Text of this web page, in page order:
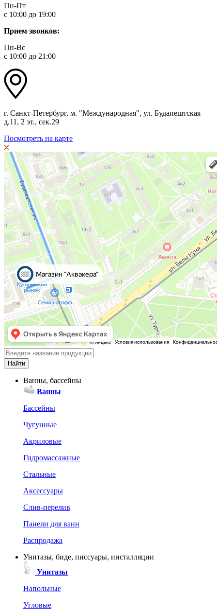
Пн-Пт
с 10:00 до 19:00
Прием звонков:
Пн-Вс
с 10:00 до 21:00
г. Санкт-Петербург, м. "Международная", ул. Будапештская
д.11, 2 эт., сек.29
Посмотреть на карте
Ванны, бассейны
Ванны
Бассейны
Чугунные
Акриловые
Гидромассажные
Стальные
Аксессуары
Слив-перелив
Панели для ванн
Распродажа
Унитазы, биде, писсуары, инсталляции
Унитазы
Напольные
Угловые